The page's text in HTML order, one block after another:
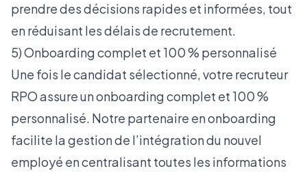
prendre des décisions rapides et informées, tout
en réduisant les délais de recrutement.
5) Onboarding complet et 100 % personnalisé
Une fois le candidat sélectionné, votre recruteur
RPO assure un onboarding complet et 100 %
personnalisé. Notre partenaire en onboarding
facilite la gestion de l’intégration du nouvel
employé en centralisant toutes les informations